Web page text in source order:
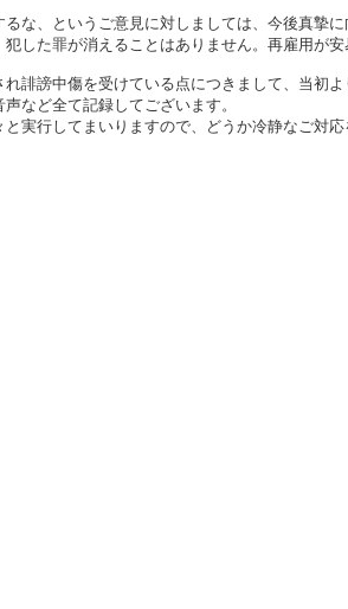
な、というご意見に対しましては、今後真摯
した罪が消えることはありません。再雇用が
誹謗中傷を受けている点につきまして、当初
など全て記録してございます。
実行してまいりますので、どうか冷静なご対応